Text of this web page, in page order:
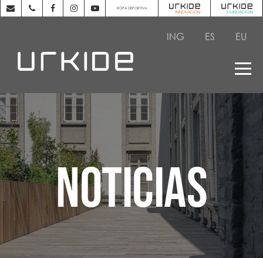
ROPA DEPORTIVA
ING ES EU
NOTICIAS